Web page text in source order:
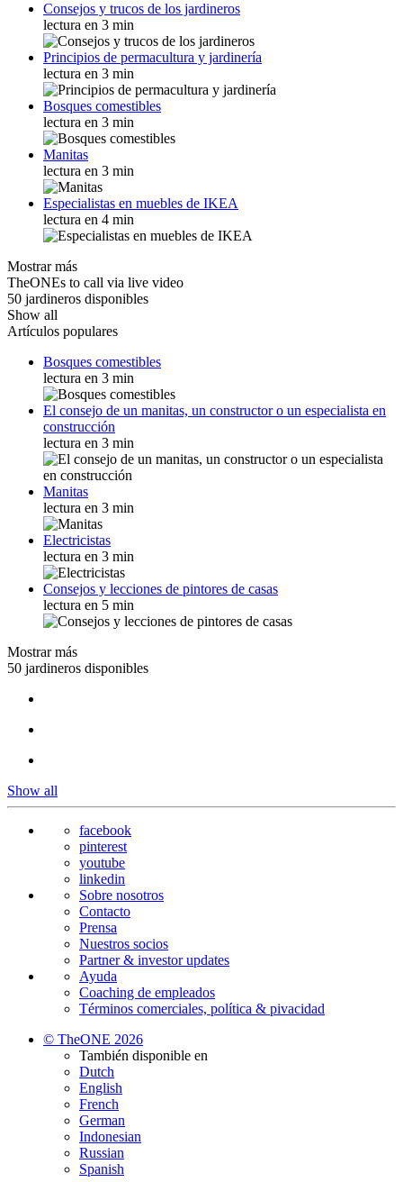
Consejos y trucos de los jardineros
lectura en 3 min
Principios de permacultura y jardinería
lectura en 3 min
Bosques comestibles
lectura en 3 min
Manitas
lectura en 3 min
Especialistas en muebles de IKEA
lectura en 4 min
Mostrar más
TheONEs to call via live video
50 jardineros disponibles
Show all
Artículos populares
Bosques comestibles
lectura en 3 min
El consejo de un manitas, un constructor o un especialista en
construcción
lectura en 3 min
Manitas
lectura en 3 min
Electricistas
lectura en 3 min
Consejos y lecciones de pintores de casas
lectura en 5 min
Mostrar más
50 jardineros disponibles
Show all
facebook
pinterest
youtube
linkedin
Sobre nosotros
Contacto
Prensa
Nuestros socios
Partner & investor updates
Ayuda
Coaching de empleados
Términos comerciales, política & pivacidad
© TheONE 2026
También disponible en
Dutch
English
French
German
Indonesian
Russian
Spanish